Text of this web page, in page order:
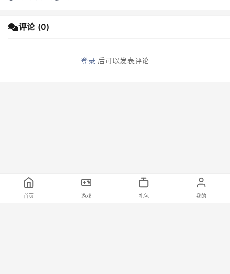
评论 (0)
登录 后可以发表评论
首页 游戏 礼包 我的